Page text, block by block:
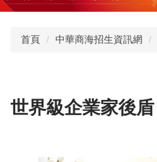
首頁 中華商海招生資訊網
世界級企業家後盾